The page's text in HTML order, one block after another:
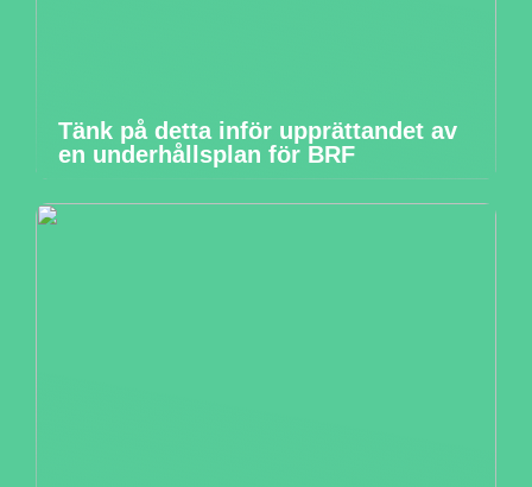
Tänk på detta inför upprättandet av
en underhållsplan för BRF